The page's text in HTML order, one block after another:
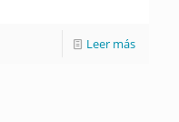
Leer más